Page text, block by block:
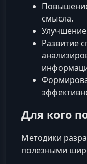
смысла.
Развитие
Для кого
Методики
полезными